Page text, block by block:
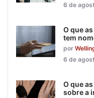
6 de
O que
tem
por
6 de
O que
sobre a